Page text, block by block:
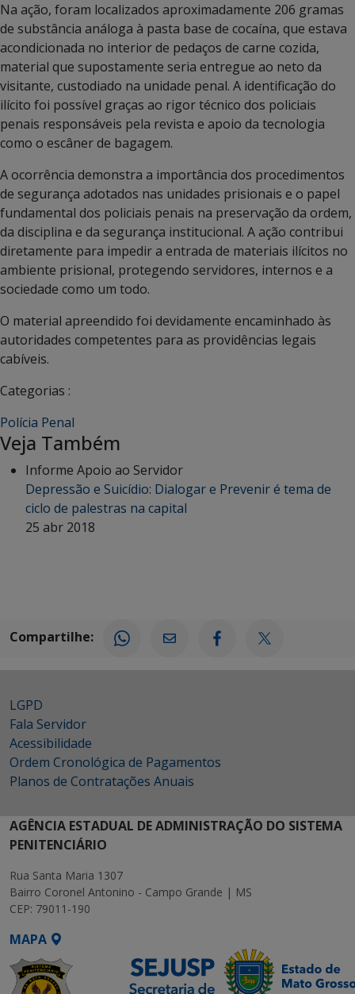
Na ação, foram localizados aproximadamente 206 gramas
de substância análoga à pasta base de cocaína, que estava
acondicionada no interior de pedaços de carne cozida,
material que supostamente seria entregue ao neto da
visitante, custodiado na unidade penal. A identificação do
ilícito foi possível graças ao rigor técnico dos policiais
penais responsáveis pela revista e apoio da tecnologia
como o escâner de bagagem.
A ocorrência demonstra a importância dos procedimentos
de segurança adotados nas unidades prisionais e o papel
fundamental dos policiais penais na preservação da ordem,
da disciplina e da segurança institucional. A ação contribui
diretamente para impedir a entrada de materiais ilícitos no
ambiente prisional, protegendo servidores, internos e a
sociedade como um todo.
O material apreendido foi devidamente encaminhado às
autoridades competentes para as providências legais
cabíveis.
Categorias :
Polícia Penal
Veja Também
Informe Apoio ao Servidor
Depressão e Suicídio: Dialogar e Prevenir é tema de
ciclo de palestras na capital
25 abr 2018
Compartilhe:
LGPD
Fala Servidor
Acessibilidade
Ordem Cronológica de Pagamentos
Planos de Contratações Anuais
AGÊNCIA ESTADUAL DE ADMINISTRAÇÃO DO SISTEMA
PENITENCIÁRIO
Rua Santa Maria 1307
Bairro Coronel Antonino - Campo Grande | MS
CEP: 79011-190
MAPA